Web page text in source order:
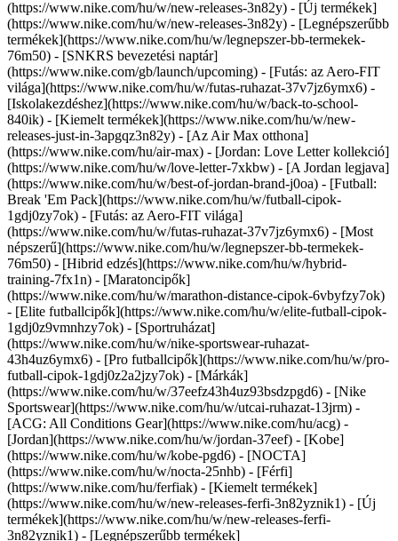
(https://www.nike.com/hu/w/new-releases-3n82y) - [Új termékek]
(https://www.nike.com/hu/w/new-releases-3n82y) - [Legnépszerűbb
termékek](https://www.nike.com/hu/w/legnepszer-bb-termekek-
76m50) - [SNKRS bevezetési naptár]
(https://www.nike.com/gb/launch/upcoming) - [Futás: az Aero-FIT
világa](https://www.nike.com/hu/w/futas-ruhazat-37v7jz6ymx6) -
[Iskolakezdéshez](https://www.nike.com/hu/w/back-to-school-
840ik) - [Kiemelt termékek](https://www.nike.com/hu/w/new-
releases-just-in-3apgqz3n82y) - [Az Air Max otthona]
(https://www.nike.com/hu/air-max) - [Jordan: Love Letter kollekció]
(https://www.nike.com/hu/w/love-letter-7xkbw) - [A Jordan legjava]
(https://www.nike.com/hu/w/best-of-jordan-brand-j0oa) - [Futball:
Break 'Em Pack](https://www.nike.com/hu/w/futball-cipok-
1gdj0zy7ok) - [Futás: az Aero-FIT világa]
(https://www.nike.com/hu/w/futas-ruhazat-37v7jz6ymx6) - [Most
népszerű](https://www.nike.com/hu/w/legnepszer-bb-termekek-
76m50) - [Hibrid edzés](https://www.nike.com/hu/w/hybrid-
training-7fx1n) - [Maratoncipők]
(https://www.nike.com/hu/w/marathon-distance-cipok-6vbyfzy7ok)
- [Elite futballcipők](https://www.nike.com/hu/w/elite-futball-cipok-
1gdj0z9vmnhzy7ok) - [Sportruházat]
(https://www.nike.com/hu/w/nike-sportswear-ruhazat-
43h4uz6ymx6) - [Pro futballcipők](https://www.nike.com/hu/w/pro-
futball-cipok-1gdj0z2a2jzy7ok) - [Márkák]
(https://www.nike.com/hu/w/37eefz43h4uz93bsdzpgd6) - [Nike
Sportswear](https://www.nike.com/hu/w/utcai-ruhazat-13jrm) -
[ACG: All Conditions Gear](https://www.nike.com/hu/acg) -
[Jordan](https://www.nike.com/hu/w/jordan-37eef) - [Kobe]
(https://www.nike.com/hu/w/kobe-pgd6) - [NOCTA]
(https://www.nike.com/hu/w/nocta-25nhb) - [Férfi]
(https://www.nike.com/hu/ferfiak) - [Kiemelt termékek]
(https://www.nike.com/hu/w/new-releases-ferfi-3n82yznik1) - [Új
termékek](https://www.nike.com/hu/w/new-releases-ferfi-
3n82yznik1) - [Legnépszerűbb termékek]